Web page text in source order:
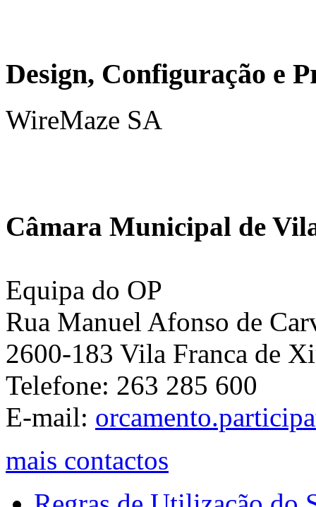
Design, Configuração e
WireMaze SA
Câmara Municipal de
Equipa do OP
Rua Manuel Afonso de
2600-183 Vila Franca de
Telefone: 263 285 600
E-mail:
mais contactos